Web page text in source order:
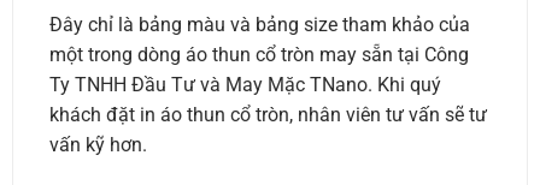
Đây chỉ là bảng màu và bảng size tham khảo của
một trong dòng áo thun cổ tròn may sẵn tại Công
Ty TNHH Đầu Tư và May Mặc TNano. Khi quý
khách đặt in áo thun cổ tròn, nhân viên tư vấn sẽ tư
vấn kỹ hơn.